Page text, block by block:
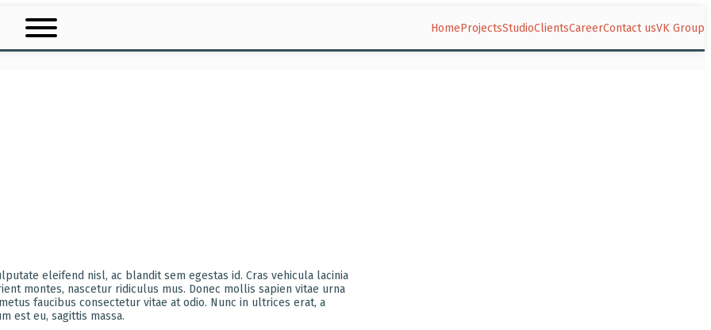
HomeProjectsStudioClientsCareerContact usVK Group
eleifend nisl, ac blandit sem egestas id. Cras vehicula lacinia
montes, nascetur ridiculus mus. Donec mollis sapien vitae urna
faucibus consectetur vitae at odio. Nunc in ultrices erat, a
est eu, sagittis massa.